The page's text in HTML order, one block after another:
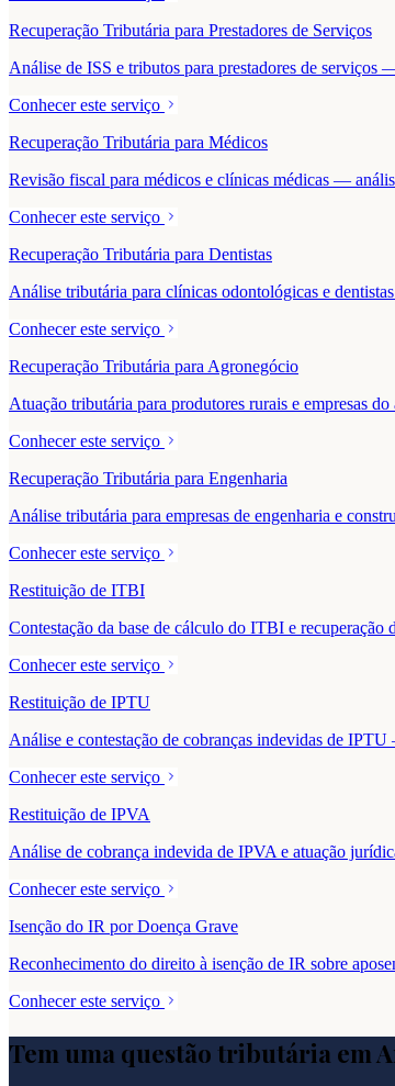
Recuperação Tributária para Prestadores de Serviços
Análise de ISS e tributos para prestadores de serviços
Conhecer este serviço
Recuperação Tributária para Médicos
Revisão fiscal para médicos e clínicas médicas —
Conhecer este serviço
Recuperação Tributária para Dentistas
Análise tributária para clínicas odontológicas e
Conhecer este serviço
Recuperação Tributária para Agronegócio
Atuação tributária para produtores rurais e empresas
Conhecer este serviço
Recuperação Tributária para Engenharia
Análise tributária para empresas de engenharia e
Conhecer este serviço
Restituição de ITBI
Contestação da base de cálculo do ITBI e
Conhecer este serviço
Restituição de IPTU
Análise e contestação de cobranças indevidas de
Conhecer este serviço
Restituição de IPVA
Análise de cobrança indevida de IPVA e atuação
Conhecer este serviço
Isenção do IR por Doença Grave
Reconhecimento do direito à isenção de IR sobre
Conhecer este serviço
Tem uma questão tributária em